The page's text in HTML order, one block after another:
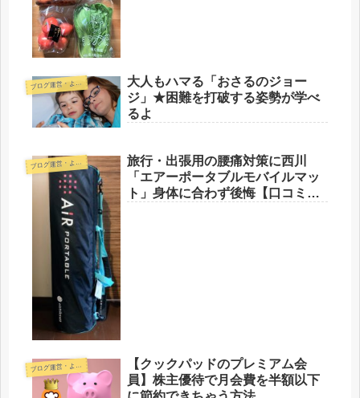
ブ
ログ運営・よもやま
大人もハマる「おさるのジョー
ジ」★困難を打破する姿勢が学べ
るよ
ブ
ログ運営・よもやま
旅行・出張用の腰痛対策に西川
「エアーポータブルモバイルマッ
ト」身体に合わず後悔【口コミレ
ブ
ログ運営・よもやま
【クックパッドのプレミアム会
員】株主優待で月会費を半額以下